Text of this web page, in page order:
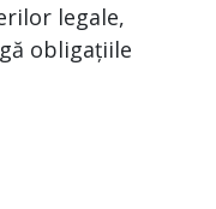
legale,
obligațiile